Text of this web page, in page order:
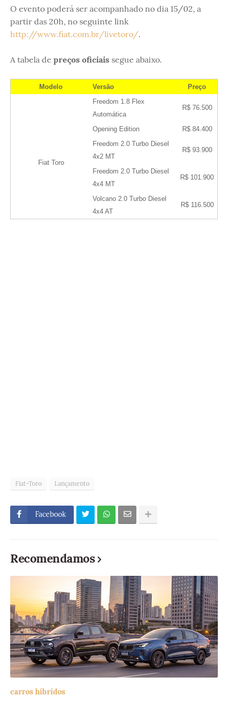
O evento poderá ser acompanhado no dia 15/02, a
partir das 20h, no seguinte link
http://www.fiat.com.br/livetoro/.
A tabela de preços oficiais segue abaixo.
Modelo Versão Preço
Fiat Toro
Freedom 1.8 Flex
Automática
R$ 76.500
Opening Edition
R$ 84.400
Freedom 2.0 Turbo Diesel
4x2 MT
R$ 93.900
Freedom 2.0 Turbo Diesel
4x4 MT
R$ 101.900
Volcano 2.0 Turbo Diesel
4x4 AT
R$ 116.500
Fiat-Toro Lançamento
Facebook
Recomendamos
carros híbridos